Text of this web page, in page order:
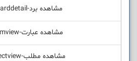
مشاهده برد-boarddetail
مشاهده عبارت-termview
مشاهده مطلب-objectview